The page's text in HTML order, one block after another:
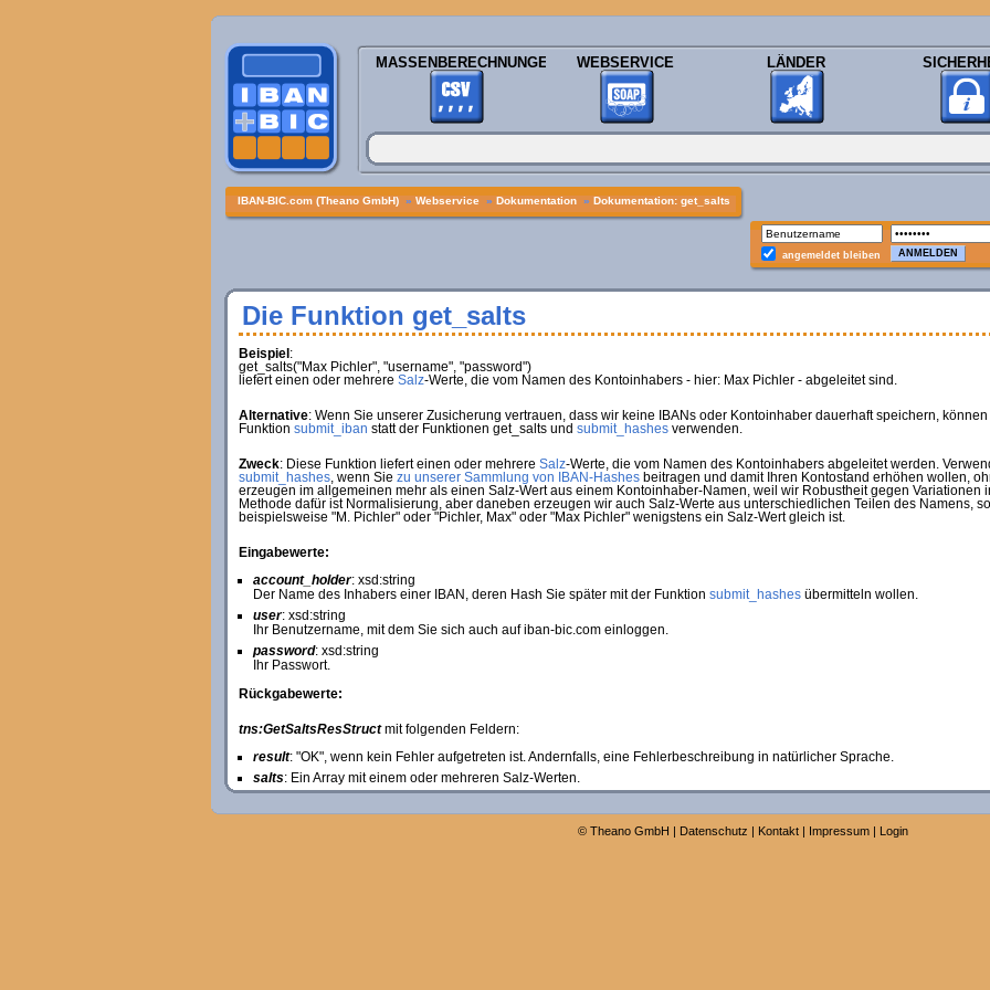
MASSENBERECHNUNGEN WEBSERVICE LÄNDER
IBAN-BIC.com (Theano GmbH) » Webservice » Dokumentation » Dokumentation: get_salts
angemeldet bleiben
Die Funktion get_salts
Beispiel :
get_salts("Max Pichler", "username", "password")
liefert einen oder mehrere Salz-Werte, die vom Namen des Kontoinhabers - hier: Max Pichler - abgeleitet sind.
Alternative: Wenn Sie unserer Zusicherung vertrauen, dass wir keine IBANs oder Kontoinhaber dauerhaft speichern,
Funktion submit_iban statt der Funktionen get_salts und submit_hashesverwenden.
Zweck: Diese Funktion liefert einen oder mehrere Salz-Werte, die vom Namen des Kontoinhabers abgeleitet werden.
submit_hashes, wenn Sie zu unserer Sammlung von IBAN-Hashesbeitragen und damit Ihren Kontostand erhöhen wollen,
erzeugen im allgemeinen mehr als einen Salz-Wert aus einem Kontoinhaber-Namen, weil wir Robustheit gegen Variationen
Methode dafür ist Normalisierung, aber daneben erzeugen wir auch Salz-Werte aus unterschiedlichen Teilen des Namens,
beispielsweise "M. Pichler" oder "Pichler, Max" oder "Max Pichler" wenigstens ein Salz-Wert gleich ist.
Eingabewerte:
account_holder: xsd:string
Der Name des Inhabers einer IBAN, deren Hash Sie später mit der Funktion submit_hashesübermitteln wollen.
user: xsd:string
Ihr Benutzername, mit dem Sie sich auch auf iban-bic.com einloggen.
password: xsd:string
Ihr Passwort.
Rückgabewerte:
tns:GetSaltsResStructmit folgenden Feldern:
result: "OK", wenn kein Fehler aufgetreten ist. Andernfalls, eine Fehlerbeschreibung in natürlicher Sprache.
salts: Ein Array mit einem oder mehreren Salz-Werten.
© Theano GmbH | Datenschutz | Kontakt| Impressum| Login